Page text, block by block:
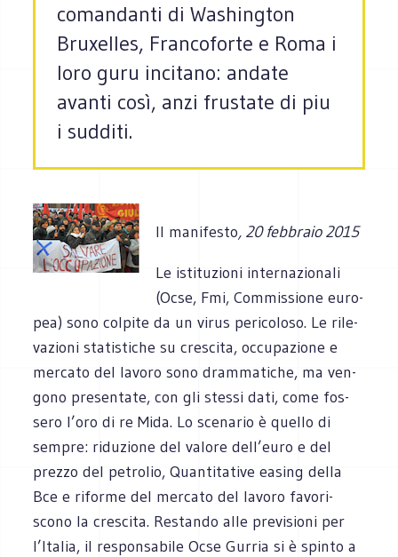
comandanti di Washington
Bruxelles, Francoforte e Roma i
loro guru incitano: andate
avanti così, anzi frustate di piu
i sudditi.
Il manifesto, 20 febbraio 2015
Le isti­tu­zioni inter­na­zio­nali
(Ocse, Fmi, Com­mis­sione euro­
pea) sono col­pite da un virus peri­co­loso. Le rile­
va­zioni sta­ti­sti­che su cre­scita, occu­pa­zione e
mer­cato del lavoro sono dram­ma­ti­che, ma ven­
gono pre­sen­tate, con gli stessi dati, come fos­
sero l’oro di re Mida. Lo sce­na­rio è quello di
sem­pre: ridu­zione del valore dell’euro e del
prezzo del petro­lio, Quan­ti­ta­tive easing della
Bce e riforme del mer­cato del lavoro favo­ri­
scono la cre­scita. Restando alle pre­vi­sioni per
l’Italia, il respon­sa­bile Ocse Gur­ria si è spinto a